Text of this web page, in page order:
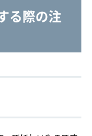
る際の注